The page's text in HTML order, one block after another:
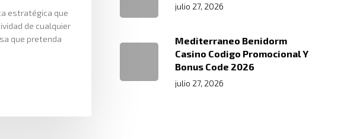
estratégica que
de cualquier
que pretenda
julio 27, 2026
Mediterraneo Benidorm
Casino Codigo Promocional Y
Bonus Code 2026
julio 27, 2026